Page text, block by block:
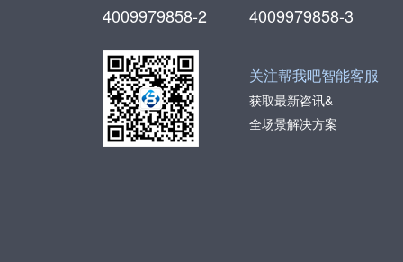
4009979858-2 4009979858-3
关注帮我吧智能客服
获取最新咨讯&
全场景解决方案